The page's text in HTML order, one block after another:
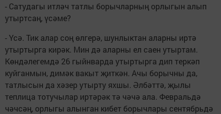
- Сатудагы итләч татлы борычларның орлыгын алып
утыртсаң, үсәме?
- Үсә. Тик алар соң өлгерә, шунлыктан аларны иртә
утыртырга кирәк. Мин дә аларны ел саен утыртам.
Көндәлегемдә 26 гыйнварда утыртырга дип теркәп
куйганмын, димәк вакыт җиткән. Ачы борычны да,
татлысын да хәзер утырту яхшы. Әлбәттә, җылы
теплица тотучылар иртәрәк тә чәчә ала. Февральдә
чәчсәң, орлыгы алынган кибет борычлары сентябрьдә